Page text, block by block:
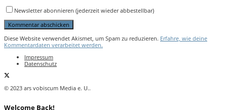
Newsletter abonnieren (jederzeit wieder abbestellbar)
Diese Website verwendet Akismet, um Spam zu reduzieren. Erfahre, wie deine
Kommentardaten verarbeitet werden.
Impressum
Datenschutz
© 2023 ars vobiscum Media e. U..
Welcome Back!